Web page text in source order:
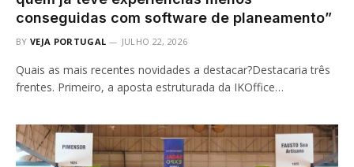
conseguidas com software de planeamento”
BY VEJA PORTUGAL JULHO 22, 2026
Quais as mais recentes novidades a destacar?Destacaria três
frentes. Primeiro, a aposta estruturada da IKOffice…